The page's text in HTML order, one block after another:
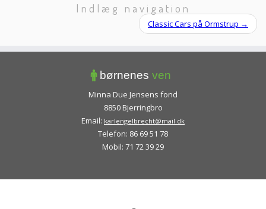
Indlæg navigation
Classic Cars på Ormstrup →
Minna Due Jensens fond
8850 Bjerringbro
Email: karlengelbrecht@mail.dk
Telefon: 86 69 51 78
Mobil: 71 72 39 29